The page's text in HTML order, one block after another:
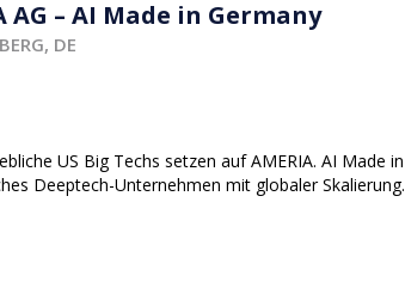
AG – AI Made in Germany
DE
US Big Techs setzen auf AMERIA. AI Made in
Deeptech-Unternehmen mit globaler Skalierung.